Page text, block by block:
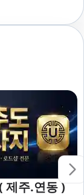
제주.연동 )